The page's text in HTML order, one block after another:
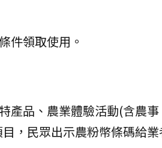
件領取使用。
產品、農業體驗活動(含農
，民眾出示農粉幣條碼給